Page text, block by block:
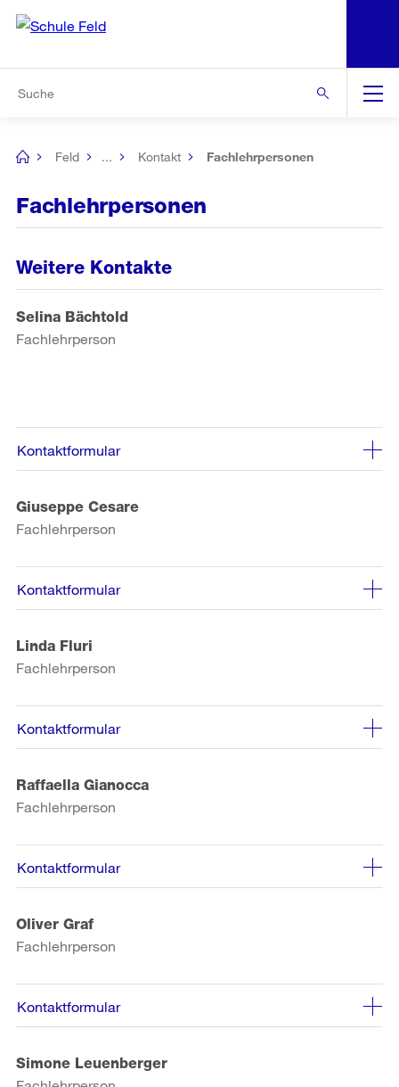
Navigation
[no
Feld ... Kontakt Fachlehrpersonen
Fachlehrpersonen
Weitere Kontakte
Selina Bächtold
Fachlehrperson
Kontaktformular
Giuseppe Cesare
Fachlehrperson
Kontaktformular
Linda Fluri
Fachlehrperson
Kontaktformular
Raffaella Gianocca
Fachlehrperson
Kontaktformular
Oliver Graf
Fachlehrperson
Kontaktformular
Simone Leuenberger